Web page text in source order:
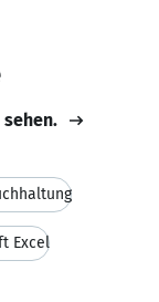
sehen.
Excel